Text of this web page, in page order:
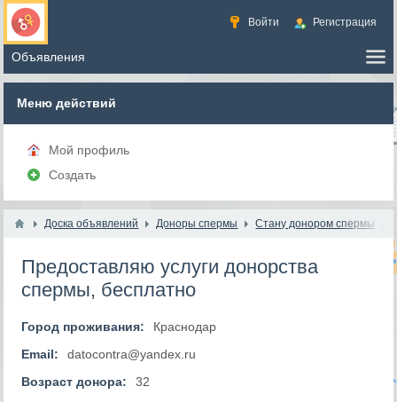
Войти Регистрация
Меню действий
Мой профиль
Создать
Доска объявлений Доноры спермы Стану донором спермы
Предоставляю услуги донорства
спермы, бесплатно
Город проживания:
Краснодар
Email:
datocontra@yandex.ru
Возраст донора:
32